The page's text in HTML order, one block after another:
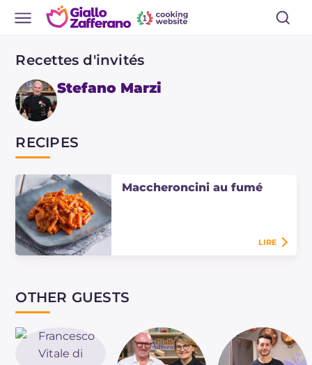
Recettes d'invités
Stefano Marzi
RECIPES
Maccheroncini au fumé
avec sauce, fromages, crème et
LIRE
OTHER GUESTS